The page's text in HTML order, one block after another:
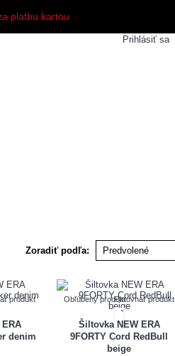
platbu kartou
Prihlásiť sa
Zoradiť podľa:
produkt
denim
Obľúbený produktPorovnať produkt
Šiltovka NEW ERA
9FORTY Cord RedBull
beige